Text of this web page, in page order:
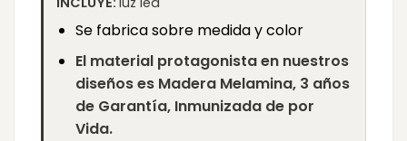
Se fabrica sobre medida y color
El material protagonista en nuestros
diseños es Madera Melamina, 3 años
de Garantía, Inmunizada de por
Vida.